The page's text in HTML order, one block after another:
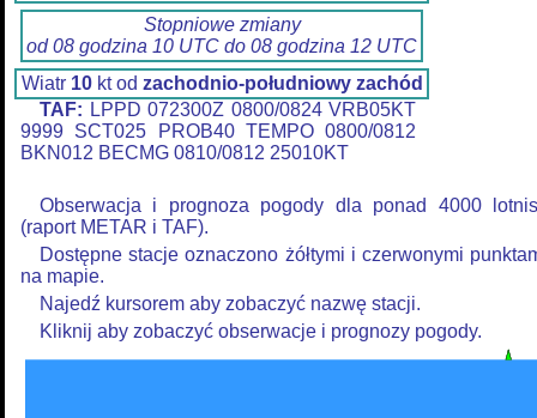
Stopniowe zmiany
od 08 godzina 10 UTC do 08 godzina 12 UTC
Wiatr 10kt od zachodnio-południowy zachód
TAF: LPPD 072300Z 0800/0824 VRB05KT
9999 SCT025 PROB40 TEMPO 0800/0812
BKN012 BECMG 0810/0812 25010KT
Obserwacja i prognoza pogody dla ponad 4000
(raport METAR i TAF).
Dostępne stacje oznaczono żółtymi i czerwonymi
na mapie.
Najedź kursorem aby zobaczyć nazwę stacji.
Kliknij aby zobaczyć obserwacje i prognozy pogody.